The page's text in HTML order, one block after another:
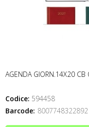
AGENDA GIORN.14X20 CB
Codice: 594458
Barcode: 8007748322892